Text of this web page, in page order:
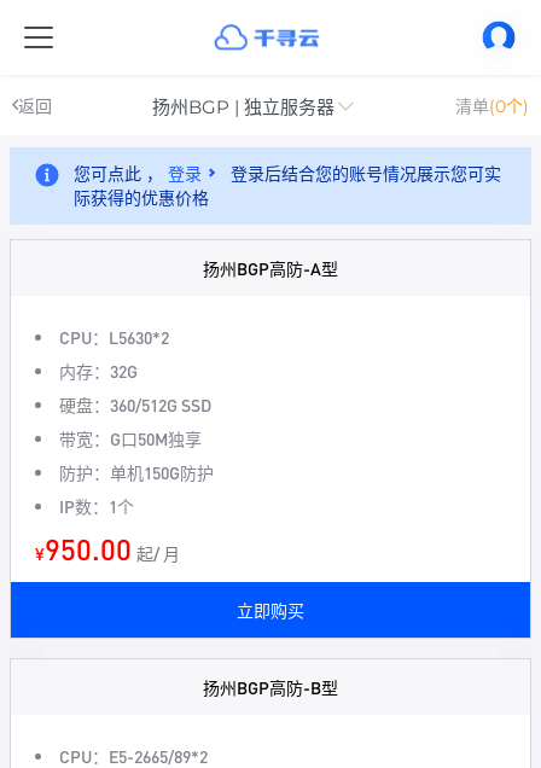
返回 扬州BGP | 独立服务器 清单(0个)
您可点此 ， 登录
登录后结合您的账号情况展示您可实
际获得的优惠价格
扬州BGP高防-A型
CPU：L5630*2
内存：32G
硬盘：360/512G SSD
带宽：G口50M独享
防护：单机150G防护
IP数：1个
¥950.00 起/ 月
立即购买
扬州BGP高防-B型
CPU：E5-2665/89*2